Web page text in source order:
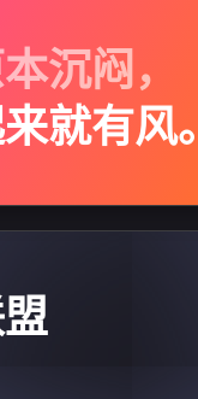
沉闷，
就有风。